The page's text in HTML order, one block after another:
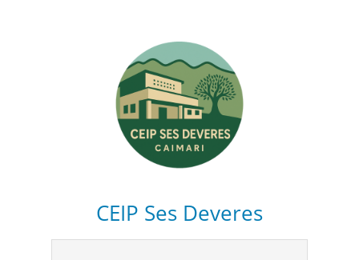
CEIP Ses Deveres